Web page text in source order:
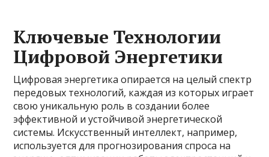
Ключевые Технологии
Цифровой Энергетики
Цифровая энергетика опирается на целый спектр
передовых технологий, каждая из которых играет
свою уникальную роль в создании более
эффективной и устойчивой энергетической
системы. Искусственный интеллект, например,
используется для прогнозирования спроса на